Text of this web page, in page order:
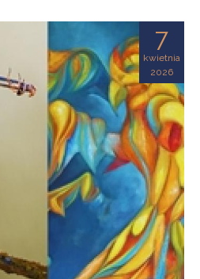
7
kwietnia
2026